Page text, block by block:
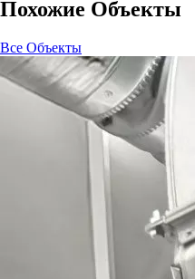
Похожие Объекты
Все Объекты